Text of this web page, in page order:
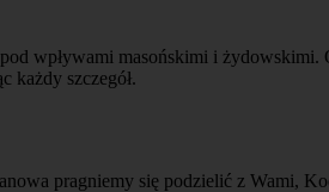
wpływami masońskimi i
każdy szczegół.
pragniemy się podzielić z Wami,